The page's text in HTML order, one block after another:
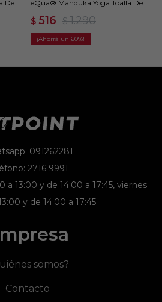
De
eQua® Manduka Yoga Toalla De
$ 516 $ 1.290
60
091262281
2716 9991
a 13:00 y de 14:00 a 17:45, viernes
y de 14:00 a 17:45.
somos?
Contacto